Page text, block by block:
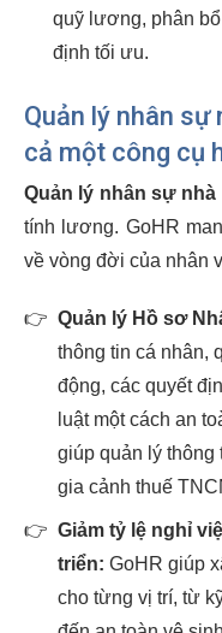
quỹ lương, phân
định tối ưu.
Quản lý nhân sự
cả một công cụ
Quản lý nhân sự nhà
tính lương. GoHR
về vòng đời của nhân
👉 Quản lý Hồ sơ
thông tin cá nhân,
động, các quyết
luật một cách an
giúp quản lý
gia cảnh thuế
👉 Giảm tỷ lệ nghỉ
triển: GoHR giúp
cho từng vị trí, từ